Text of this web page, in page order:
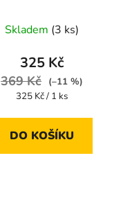
Skladem (3 ks)
325 Kč
369 Kč
(–11 %)
Měrná
325 Kč / 1 ks
DO KOŠÍKU